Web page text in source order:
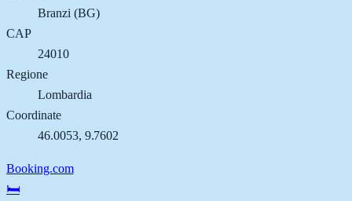
Branzi (BG)
CAP
24010
Regione
Lombardia
Coordinate
46.0053, 9.7602
Booking.com
🛏️